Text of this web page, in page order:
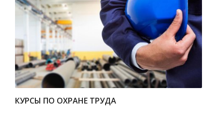
КУРСЫ ПО ОХРАНЕ ТРУДА